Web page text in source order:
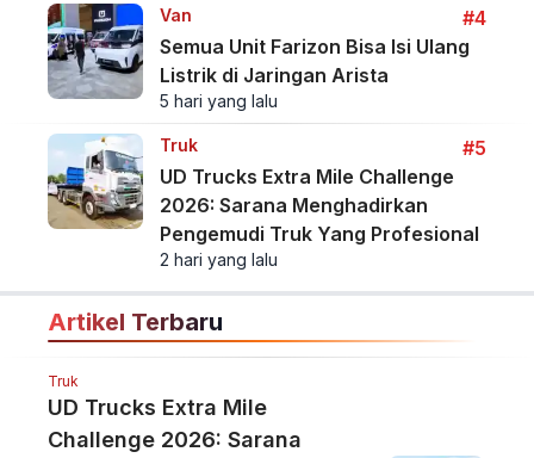
Van
#4
Semua Unit Farizon Bisa Isi Ulang
Listrik di Jaringan Arista
5 hari yang lalu
Truk
#5
UD Trucks Extra Mile Challenge
2026: Sarana Menghadirkan
Pengemudi Truk Yang Profesional
2 hari yang lalu
Artikel Terbaru
Truk
UD Trucks Extra Mile
Challenge 2026: Sarana